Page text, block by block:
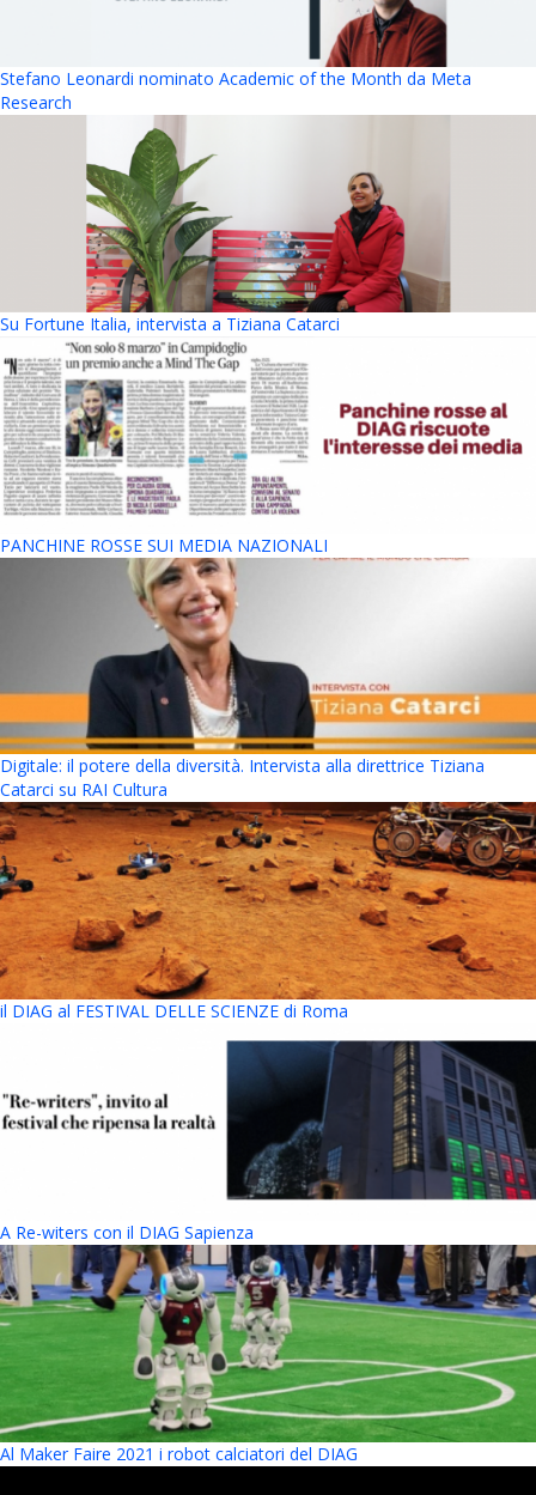
Stefano Leonardi nominato Academic of the Month da Meta
Research
Su Fortune Italia, intervista a Tiziana Catarci
PANCHINE ROSSE SUI MEDIA NAZIONALI
Digitale: il potere della diversità. Intervista alla direttrice Tiziana
Catarci su RAI Cultura
il DIAG al FESTIVAL DELLE SCIENZE di Roma
A Re-witers con il DIAG Sapienza
Al Maker Faire 2021 i robot calciatori del DIAG